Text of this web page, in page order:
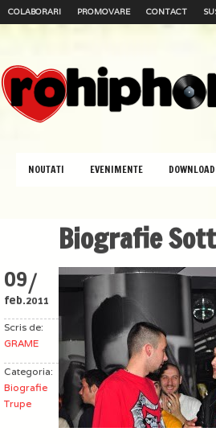
COLABORARI PROMOVARE CONTACT
NOUTATI EVENIMENTE DOWNLOAD
Biografie
09/
feb.2011
Scris de:
GRAME
Categoria:
Biografie
Trupe